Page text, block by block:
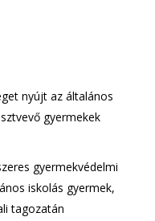
nyújt az általános
gyermekek
gyermekvédelmi
iskolás gyermek,
tagozatán